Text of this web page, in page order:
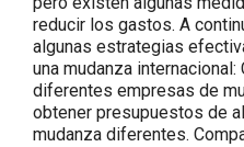
reducir los gastos. A
algunas estrategias
una mudanza
diferentes empresas de
obtener presupuestos de
mudanza diferentes.